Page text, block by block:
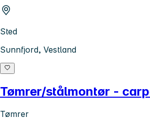
Sted
Sunnfjord, Vestland
Tømrer/stålmontør -
Tømrer